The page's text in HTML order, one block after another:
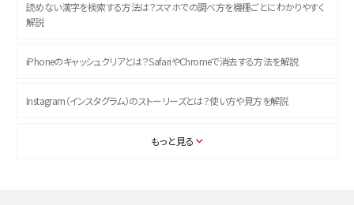
読めない漢字を検索する方法は？スマホでの調べ方を機種ごとにわかりやすく
解説
iPhoneのキャッシュクリアとは？SafariやChromeで消去する方法を解説
Instagram（インスタグラム）のストーリーズとは？使い方や見方を解説
ASMRとは？初心者向けの代表ジャンルや楽しみ方を解説
もっと見る